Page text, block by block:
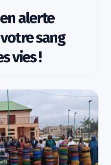
en alerte
sang
vies !